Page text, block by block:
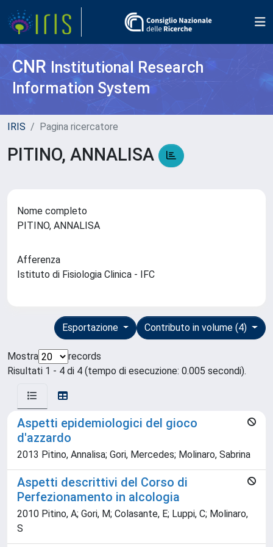
CNR Institutional Research
Information System
IRIS Pagina ricercatore
PITINO, ANNALISA
Nome completo
PITINO, ANNALISA
Afferenza
Istituto di Fisiologia Clinica - IFC
Contributo in volume (4)
Esportazione
Mostra
records
Risultati 1 - 4 di 4 (tempo di esecuzione: 0.005 secondi).
Aspetti epidemiologici del gioco
d'azzardo
2013 Pitino, Annalisa; Gori, Mercedes; Molinaro, Sabrina
Aspetti descrittivi del Corso di
Perfezionamento in alcologia
2010 Pitino, A; Gori, M; Colasante, E; Luppi, C; Molinaro,
S